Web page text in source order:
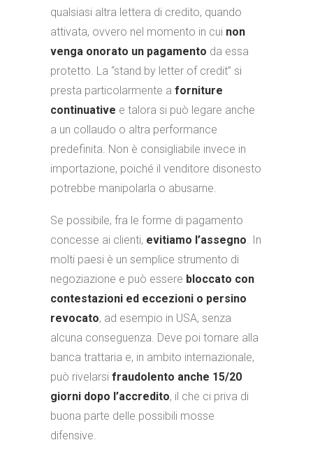
qualsiasi altra lettera di credito, quando
attivata, ovvero nel momento in cui non
venga onorato un pagamento da essa
protetto. La “stand by letter of credit” si
presta particolarmente a forniture
continuative e talora si può legare anche
a un collaudo o altra performance
predefinita. Non è consigliabile invece in
importazione, poiché il venditore disonesto
potrebbe manipolarla o abusarne.
Se possibile, fra le forme di pagamento
concesse ai clienti, evitiamo l’assegno. In
molti paesi è un semplice strumento di
negoziazione e può essere bloccato con
contestazioni ed eccezioni o persino
revocato, ad esempio in USA, senza
alcuna conseguenza. Deve poi tornare alla
banca trattaria e, in ambito internazionale,
può rivelarsi fraudolento anche 15/20
giorni dopo l’accredito, il che ci priva di
buona parte delle possibili mosse
difensive.